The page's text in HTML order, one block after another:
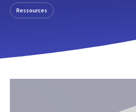
Ressources